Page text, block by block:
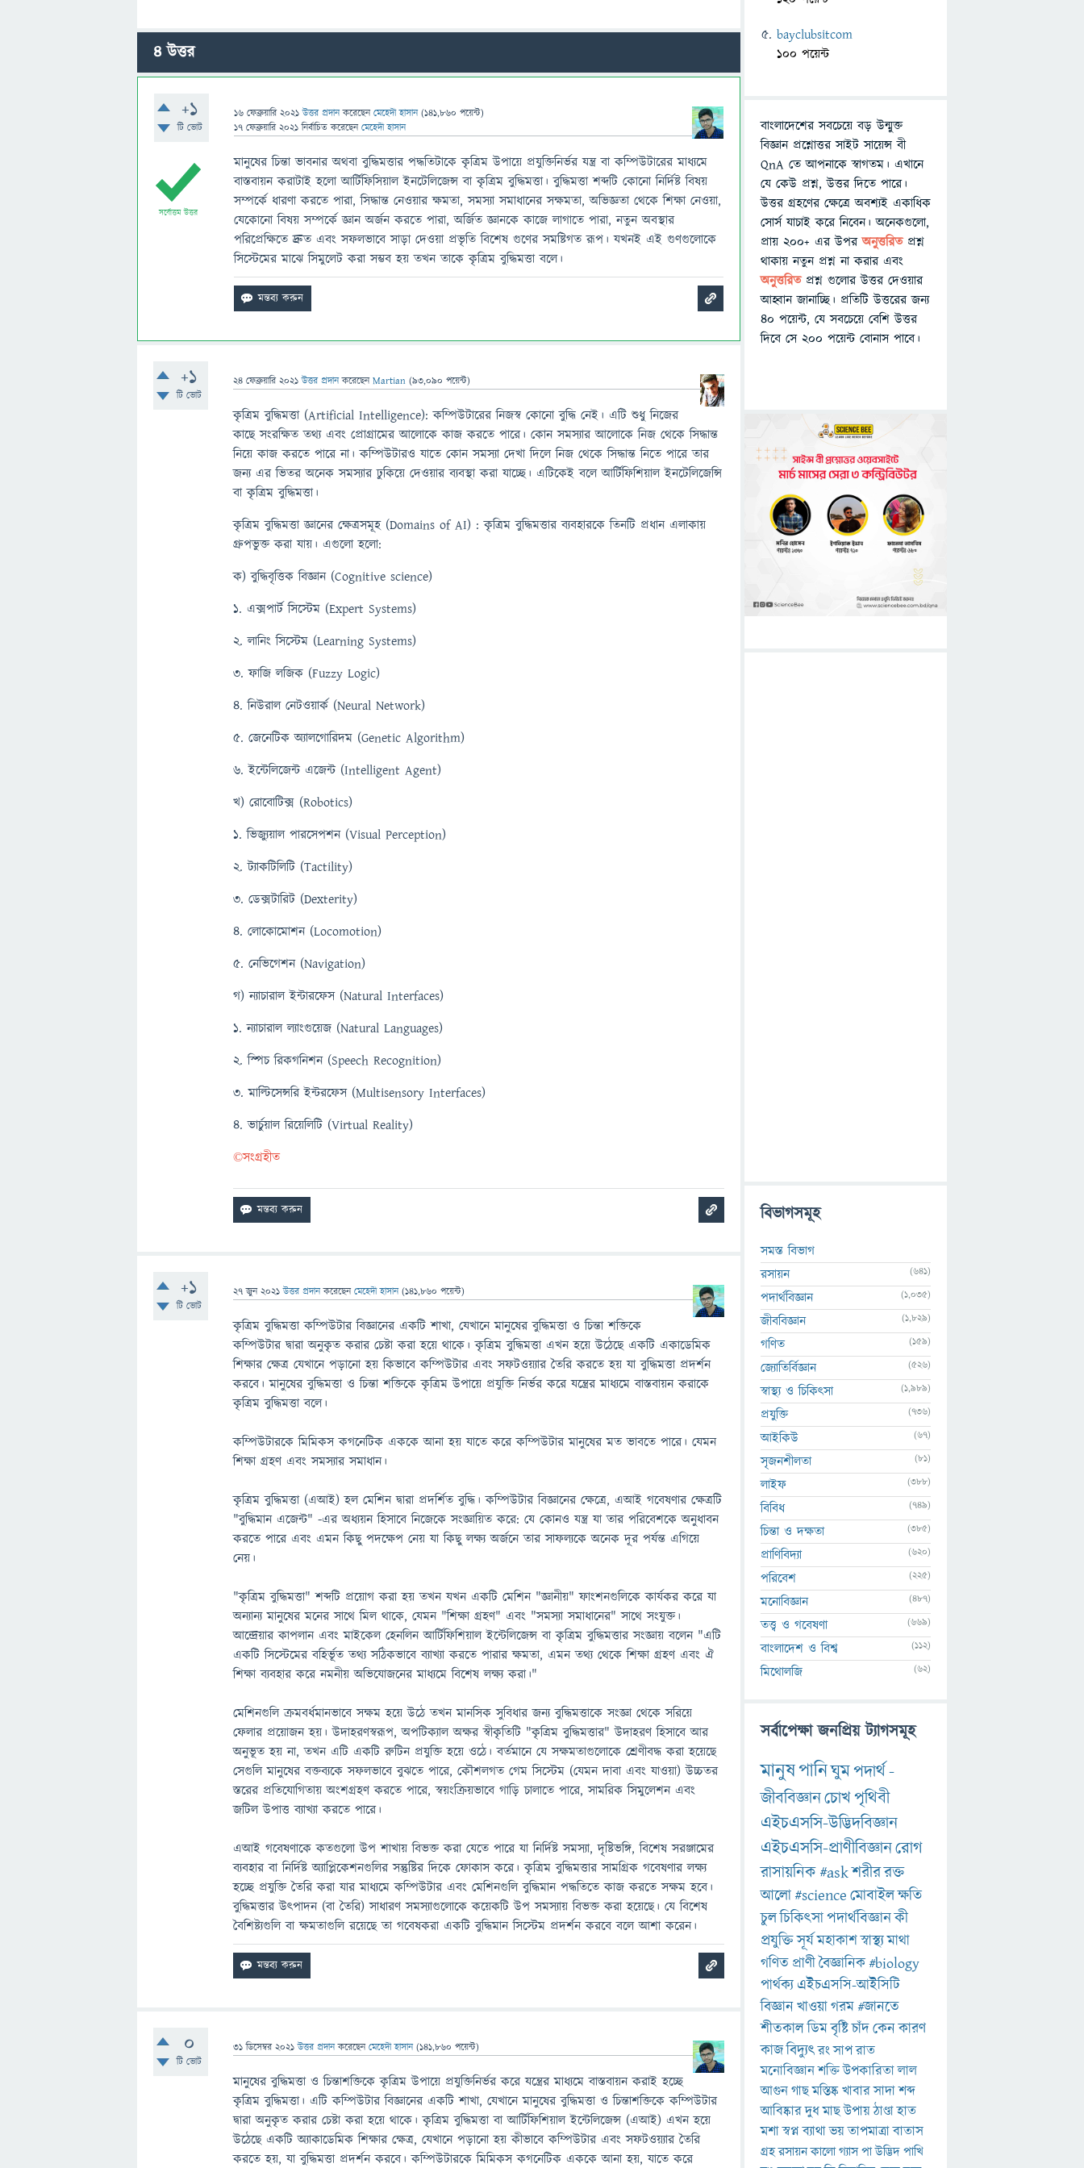
4উত্তর
+1
টি ভোট
16 ফেব্রুয়ারি 2021 উত্তর প্রদান করেছেনমেহেদী হাসান (141,860 পয়েন্ট)
17 ফেব্রুয়ারি 2021 নির্বাচিত করেছেনমেহেদী হাসান
সর্বোত্তম উত্তর
মানুষের চিন্তা ভাবনার অথবা বুদ্ধিমত্তার পদ্ধতিটাকে কৃত্রিম উপায়ে প্রযুক্তিনির্ভর যন্ত্র বা কম্পিউটারের মাধ্যমে
বাস্তবায়ন করাটাই হলাে আর্টিফিসিয়াল ইনটেলিজেন্স বা কৃত্রিম বুদ্ধিমত্তা। বুদ্ধিমত্তা শব্দটি কোনাে নির্দিষ্ট বিষয়
সম্পর্কে ধারণা করতে পারা, সিদ্ধান্ত নেওয়ার ক্ষমতা, সমস্যা সমাধানের সক্ষমতা, অভিজ্ঞতা থেকে শিক্ষা নেওয়া,
যেকোনাে বিষয় সম্পর্কে জ্ঞান অর্জন করতে পারা, অর্জিত জ্ঞানকে কাজে লাগাতে পারা, নতুন অবস্থার
পরিপ্রেক্ষিতে দ্রুত এবং সফলভাবে সাড়া দেওয়া প্রভৃতি বিশেষ গুণের সমষ্টিগত রূপ। যখনই এই গুণগুলােকে
সিস্টেমের মাঝে সিমুলেট করা সম্ভব হয় তখন তাকে কৃত্রিম বুদ্ধিমত্তা বলে।
+1
টি ভোট
24 ফেব্রুয়ারি 2021 উত্তর প্রদান করেছেনMartian (93,090 পয়েন্ট)
কৃত্রিম বুদ্ধিমত্তা (Artificial Intelligence): কম্পিউটারের নিজস্ব কোনো বুদ্ধি নেই। এটি শুধু নিজের
কাছে সংরক্ষিত তথ্য এবং প্রোগ্রামের আলোকে কাজ করতে পারে। কোন সমস্যার আলোকে নিজ থেকে সিদ্ধান্ত
নিয়ে কাজ করতে পারে না। কম্পিউটারও যাতে কোন সমস্যা দেখা দিলে নিজ থেকে সিদ্ধান্ত নিতে পারে তার
জন্য এর ভিতর অনেক সমস্যার ঢুকিয়ে দেওয়ার ব্যবস্থা করা যাচ্ছে। এটিকেই বলে আর্টিফিশিয়াল ইনটেলিজেন্সি
বা কৃত্রিম বুদ্ধিমত্তা।
কৃত্রিম বুদ্ধিমত্তা জ্ঞানের ক্ষেত্রসমূহ (Domains of AI) : কৃত্রিম বুদ্ধিমত্তার ব্যবহারকে তিনটি প্রধান এলাকায়
গ্রুপভুক্ত করা যায়। এগুলো হলো:
ক) বুদ্ধিবৃত্তিক বিজ্ঞান (Cognitive science)
১. এক্সপার্ট সিস্টেম (Expert Systems)
২. লানিং সিস্টেম (Learning Systems)
৩. ফাজি লজিক (Fuzzy Logic)
৪. নিউরাল নেটওয়ার্ক (Neural Network)
৫. জেনেটিক অ্যালগোরিদম (Genetic Algorithm)
৬. ইন্টেলিজেন্ট এজেন্ট (Intelligent Agent)
খ) রোবোটিক্স (Robotics)
১. ভিজ্যুয়াল পারসেপশন (Visual Perception)
২. ট্যাকটিলিটি (Tactility)
৩. ডেক্সটারিট (Dexterity)
৪. লোকোমোশন (Locomotion)
৫. নেভিগেশন (Navigation)
গ) ন্যাচারাল ইন্টারফেস (Natural Interfaces)
১. ন্যাচারাল ল্যাংগুয়েজ (Natural Languages)
২. স্পিচ রিকগনিশন (Speech Recognition)
৩. মাল্টিসেন্সরি ইন্টরফেস (Multisensory Interfaces)
৪. ভার্চুয়াল রিয়েলিটি (Virtual Reality)
©️সংগ্রহীত
+1
টি ভোট
27 জুন 2021 উত্তর প্রদান করেছেনমেহেদী হাসান (141,860 পয়েন্ট)
কৃত্রিম বুদ্ধিমত্তা কম্পিউটার বিজ্ঞানের একটি শাখা, যেখানে মানুষের বুদ্ধিমত্তা ও চিন্তা শক্তিকে
কম্পিউটার দ্বারা অনুকৃত করার চেষ্টা করা হয়ে থাকে। কৃত্রিম বুদ্ধিমত্তা এখন হয়ে উঠেছে একটি একাডেমিক
শিক্ষার ক্ষেত্র যেখানে পড়ানো হয় কিভাবে কম্পিউটার এবং সফটওয়্যার তৈরি করতে হয় যা বুদ্ধিমত্তা প্রদর্শন
করবে। মানুষের বুদ্ধিমত্তা ও চিন্তা শক্তিকে কৃত্রিম উপায়ে প্রযুক্তি নির্ভর করে যন্ত্রের মাধ্যমে বাস্তবায়ন করাকে
কৃত্রিম বুদ্ধিমত্তা বলে।
কম্পিউটারকে মিমিকস কগনেটিক এককে আনা হয় যাতে করে কম্পিউটার মানুষের মত ভাবতে পারে। যেমন
শিক্ষা গ্রহণ এবং সমস্যার সমাধান।
কৃত্রিম বুদ্ধিমত্তা (এআই) হল মেশিন দ্বারা প্রদর্শিত বুদ্ধি। কম্পিউটার বিজ্ঞানের ক্ষেত্রে, এআই গবেষণার ক্ষেত্রটি
"বুদ্ধিমান এজেন্ট" -এর অধ্যয়ন হিসাবে নিজেকে সংজ্ঞায়িত করে: যে কোনও যন্ত্র যা তার পরিবেশকে অনুধাবন
করতে পারে এবং এমন কিছু পদক্ষেপ নেয় যা কিছু লক্ষ্য অর্জনে তার সাফল্যকে অনেক দূর পর্যন্ত এগিয়ে
নেয়।
"কৃত্রিম বুদ্ধিমত্তা" শব্দটি প্রয়োগ করা হয় তখন যখন একটি মেশিন "জ্ঞানীয়" ফাংশনগুলিকে কার্যকর করে যা
অন্যান্য মানুষের মনের সাথে মিল থাকে, যেমন "শিক্ষা গ্রহণ" এবং "সমস্যা সমাধানের" সাথে সংযুক্ত।
আন্দ্রেয়ার কাপলান এবং মাইকেল হেনলিন আর্টিফিশিয়াল ইন্টেলিজেন্স বা কৃত্রিম বুদ্ধিমত্তার সংজ্ঞায় বলেন "এটি
একটি সিস্টেমের বহির্ভূত তথ্য সঠিকভাবে ব্যাখ্যা করতে পারার ক্ষমতা, এমন তথ্য থেকে শিক্ষা গ্রহণ এবং ঐ
শিক্ষা ব্যবহার করে নমনীয় অভিযোজনের মাধ্যমে বিশেষ লক্ষ্য করা।"
মেশিনগুলি ক্রমবর্ধমানভাবে সক্ষম হয়ে উঠে তখন মানসিক সুবিধার জন্য বুদ্ধিমত্তাকে সংজ্ঞা থেকে সরিয়ে
ফেলার প্রয়োজন হয়। উদাহরণস্বরূপ, অপটিক্যাল অক্ষর স্বীকৃতিটি "কৃত্রিম বুদ্ধিমত্তার" উদাহরণ হিসাবে আর
অনুভূত হয় না, তখন এটি একটি রুটিন প্রযুক্তি হয়ে ওঠে। বর্তমানে যে সক্ষমতাগুলোকে শ্রেণীবদ্ধ করা হয়েছে
সেগুলি মানুষের বক্তব্যকে সফলভাবে বুঝতে পারে, কৌশলগত গেম সিস্টেম (যেমন দাবা এবং যাওয়া) উচ্চতর
স্তরের প্রতিযোগিতায় অংশগ্রহণ করতে পারে, স্বয়ংক্রিয়ভাবে গাড়ি চালাতে পারে, সামরিক সিমুলেশন এবং
জটিল উপাত্ত ব্যাখ্যা করতে পারে।
এআই গবেষণাকে কতগুলো উপ শাখায় বিভক্ত করা যেতে পারে যা নির্দিষ্ট সমস্যা, দৃষ্টিভঙ্গি, বিশেষ সরঞ্জামের
ব্যবহার বা নির্দিষ্ট অ্যাপ্লিকেশনগুলির সন্তুষ্টির দিকে ফোকাস করে। কৃত্রিম বুদ্ধিমত্তার সামগ্রিক গবেষণার লক্ষ্য
হচ্ছে প্রযুক্তি তৈরি করা যার মাধ্যমে কম্পিউটার এবং মেশিনগুলি বুদ্ধিমান পদ্ধতিতে কাজ করতে সক্ষম হবে।
বুদ্ধিমত্তার উত্‍পাদন (বা তৈরি) সাধারণ সমস্যাগুলোকে কয়েকটি উপ সমস্যায় বিভক্ত করা হয়েছে। যে বিশেষ
বৈশিষ্ট্যগুলি বা ক্ষমতাগুলি রয়েছে তা গবেষকরা একটি বুদ্ধিমান সিস্টেম প্রদর্শন করবে বলে আশা করেন।
0
টি ভোট
31 ডিসেম্বর 2021 উত্তর প্রদান করেছেনমেহেদী হাসান (141,860 পয়েন্ট)
মানুষের বুদ্ধিমত্তা ও চিন্তাশক্তিকে কৃত্রিম উপায়ে প্রযুক্তিনির্ভর করে যন্ত্রের মাধ্যমে বাস্তবায়ন করাই হচ্ছে
কৃত্রিম বুদ্ধিমত্তা। এটি কম্পিউটার বিজ্ঞানের একটি শাখা, যেখানে মানুষের বুদ্ধিমত্তা ও চিন্তাশক্তিকে কম্পিউটার
দ্বারা অনুকৃত করার চেষ্টা করা হয়ে থাকে। কৃত্রিম বুদ্ধিমত্তা বা আর্টিফিশিয়াল ইন্টেলিজেন্স (এআই) এখন হয়ে
উঠেছে একটি অ্যাকাডেমিক শিক্ষার ক্ষেত্র, যেখানে পড়ানো হয় কীভাবে কম্পিউটার এবং সফটওয়্যার তৈরি
করতে হয়, যা বুদ্ধিমত্তা প্রদর্শন করবে। কম্পিউটারকে মিমিকস কগনেটিক এককে আনা হয়, যাতে করে
bayclubsitcom
100 পয়েন্ট
বাংলাদেশের সবচেয়ে বড় উন্মুক্ত
বিজ্ঞান প্রশ্নোত্তর সাইট সায়েন্স বী
QnA তে আপনাকে স্বাগতম। এখানে
যে কেউ প্রশ্ন, উত্তর দিতে পারে।
উত্তর গ্রহণের ক্ষেত্রে অবশ্যই একাধিক
সোর্স যাচাই করে নিবেন। অনেকগুলো,
প্রায় ২০০+ এর উপরঅনুত্তরিতপ্রশ্ন
থাকায় নতুন প্রশ্ন না করার এবং
অনুত্তরিত প্রশ্ন গুলোর উত্তর দেওয়ার
আহ্বান জানাচ্ছি। প্রতিটি উত্তরের জন্য
৪০ পয়েন্ট, যে সবচেয়ে বেশি উত্তর
দিবে সে ২০০ পয়েন্ট বোনাস পাবে।
বিভাগসমূহ
সমস্ত বিভাগ
রসায়ন
(641)
পদার্থবিজ্ঞান (1,035)
জীববিজ্ঞান (1,829)
গণিত (159)
জ্যোতির্বিজ্ঞান (526)
স্বাস্থ্য ও চিকিৎসা (1,989)
প্রযুক্তি (736)
আইকিউ (67)
সৃজনশীলতা (81)
লাইফ (388)
বিবিধ (749)
চিন্তা ও দক্ষতা (385)
প্রাণিবিদ্যা (620)
পরিবেশ (225)
মনোবিজ্ঞান (487)
তত্ত্ব ও গবেষণা (669)
বাংলাদেশ ও বিশ্ব (112)
মিথোলজি (62)
সর্বাপেক্ষা জনপ্রিয় ট্যাগসমূহ
মানুষপানিঘুমপদার্থ-
জীববিজ্ঞানচোখপৃথিবী
এইচএসসি-উদ্ভিদবিজ্ঞান
এইচএসসি-প্রাণীবিজ্ঞানরোগ
রাসায়নিক#askশরীররক্ত
আলো#scienceমোবাইলক্ষতি
চুলচিকিৎসাপদার্থবিজ্ঞানকী
প্রযুক্তিসূর্যমহাকাশস্বাস্থ্যমাথা
গণিত প্রাণীবৈজ্ঞানিক#biology
পার্থক্য এইচএসসি-আইসিটি
বিজ্ঞানখাওয়াগরম#জানতে
শীতকালডিমবৃষ্টিচাঁদকেনকারণ
কাজবিদ্যুৎরংসাপরাত
মনোবিজ্ঞানশক্তিউপকারিতালাল
আগুনগাছমস্তিষ্কখাবারসাদাশব্দ
আবিষ্কারদুধমাছউপায়ঠাণ্ডাহাত
মশাস্বপ্নব্যাথাভয়তাপমাত্রাবাতাস
গ্রহরসায়নকালোগ্যাসপাউদ্ভিদপাখি